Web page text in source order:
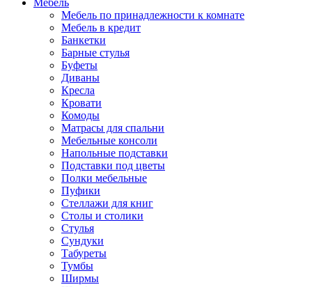
Мебель
Мебель по принадлежности к комнате
Мебель в кредит
Банкетки
Барные стулья
Буфеты
Диваны
Кресла
Кровати
Комоды
Матрасы для спальни
Мебельные консоли
Напольные подставки
Подставки под цветы
Полки мебельные
Пуфики
Стеллажи для книг
Столы и столики
Стулья
Сундуки
Табуреты
Тумбы
Ширмы